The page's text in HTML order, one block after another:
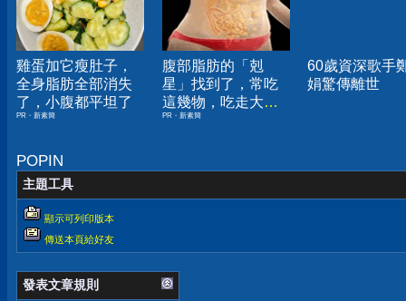
雞蛋加它瘦肚子，
全身脂肪全部消失
了，小腹都平坦了
PR・新素簡
腹部脂肪的「剋
星」找到了，常吃
這幾物，吃走大肚
囊，瘦出小蠻腰
PR・新素簡
60歲資深歌手
娟驚傳離世
POPIN
主題工具
顯示可列印版本
傳送本頁給好友
發表文章規則